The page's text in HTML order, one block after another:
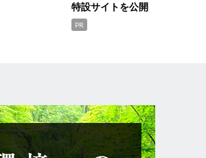
特設サイトを公開
PR